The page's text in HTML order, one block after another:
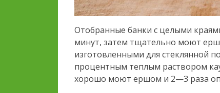
Отобранные банки с целыми
минут, затем тщательно моют
изготовленными для стеклянной
процентным теплым раствором
хорошо моют ершом и 2—3 раза